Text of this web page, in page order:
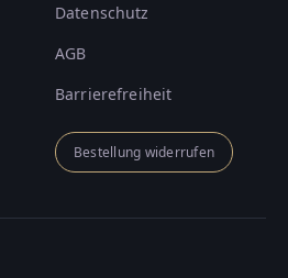
Datenschutz
AGB
Barrierefreiheit
Bestellung widerrufen